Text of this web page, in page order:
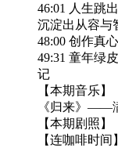
46:01 人生跳
沉淀出从容与
48:00 创作真
49:31 童年绿
记
【本期音乐】
《归来》——
【本期剧照】
【连咖啡时间】